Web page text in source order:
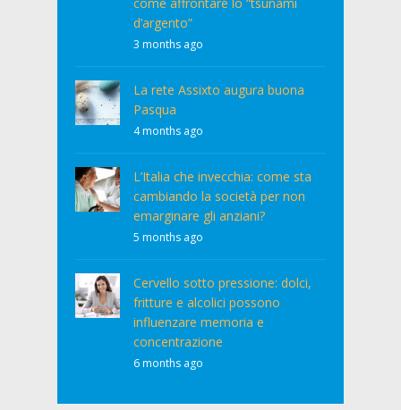
d’argento”
3 months ago
La rete Assixto augura buona
Pasqua
4 months ago
L’Italia che invecchia: come sta
cambiando la società per non
emarginare gli anziani?
5 months ago
Cervello sotto pressione: dolci,
fritture e alcolici possono
influenzare memoria e
concentrazione
6 months ago